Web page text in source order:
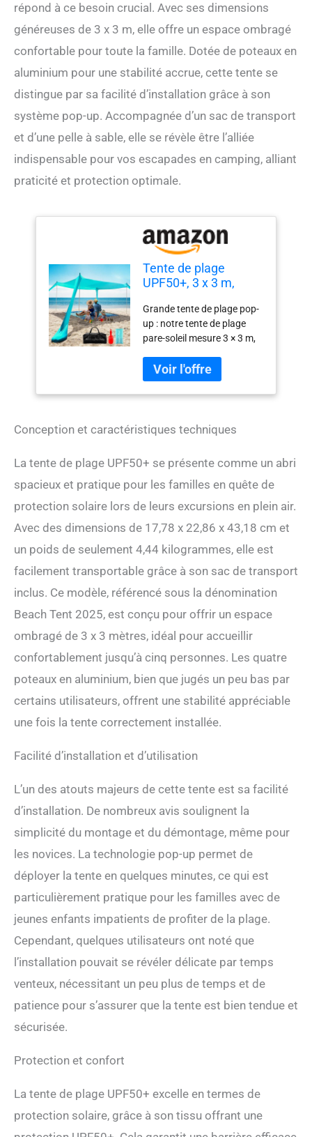
répond à ce besoin crucial. Avec ses dimensions
généreuses de 3 x 3 m, elle offre un espace ombragé
confortable pour toute la famille. Dotée de poteaux en
aluminium pour une stabilité accrue, cette tente se
distingue par sa facilité d’installation grâce à son
système pop-up. Accompagnée d’un sac de transport
et d’une pelle à sable, elle se révèle être l’alliée
indispensable pour vos escapades en camping, alliant
praticité et protection optimale.
Tente de plage
UPF50+, 3 x 3 m,
familial avec 4
poteaux en
aluminium,
couverture de plage,
sac de transport et
pelle à sable, tente
d'extérieur pop-up
camping
Grande tente de plage pop-
up : notre tente de plage
pare-soleil mesure 3 × 3 m,
aluminium jusqu'à 2 m de
hauteur, augmentant ainsi
la zone ombragée de 50 %.
vous pouvez concevoir un
poteaux ou un auvent de
plage à 4 pôles. Cet abri de
plage peut accueillir 6-8
personnes. Le design
spacieux offre une ombre
rafraîchissante, parfaite
pour les amis, la famille et
les bons moments
Performance supérieure : le
tissu Lycra épais présente
protection UV UPF 50 + qui
peut bloquer efficacement
le rayonnement solaire,
réduire les coups de soleil et
filtrer 98 % des rayons
prendre soin du corps
humain. En outre,
aluminium est un design
conique, et le tube en
mm à 20 mm. L'auvent de
plage vous protégera aussi
pluvieux Nouveaux
accessoires inclus : notre
plage amélioré ajoute une
couverture de plage
supplémentaire de 2,1 x 2,1
m et 4 petits piquets pour
contient 3 toiles de plage de
3 m, 1 sac de transport, 4
piquets de sol, 4 cordes
pouvez aller à la plage pour
vivre un moment
Conception et caractéristiques techniques
La tente de plage UPF50+ se présente comme un abri
spacieux et pratique pour les familles en quête de
protection solaire lors de leurs excursions en plein air.
Avec des dimensions de 17,78 x 22,86 x 43,18 cm et
un poids de seulement 4,44 kilogrammes, elle est
facilement transportable grâce à son sac de transport
inclus. Ce modèle, référencé sous la dénomination
Beach Tent 2025, est conçu pour offrir un espace
ombragé de 3 x 3 mètres, idéal pour accueillir
confortablement jusqu’à cinq personnes. Les quatre
poteaux en aluminium, bien que jugés un peu bas par
certains utilisateurs, offrent une stabilité appréciable
une fois la tente correctement installée.
Facilité d’installation et d’utilisation
L’un des atouts majeurs de cette tente est sa facilité
d’installation. De nombreux avis soulignent la
simplicité du montage et du démontage, même pour
les novices. La technologie pop-up permet de
déployer la tente en quelques minutes, ce qui est
particulièrement pratique pour les familles avec de
jeunes enfants impatients de profiter de la plage.
Cependant, quelques utilisateurs ont noté que
l’installation pouvait se révéler délicate par temps
venteux, nécessitant un peu plus de temps et de
patience pour s’assurer que la tente est bien tendue et
sécurisée.
Protection et confort
La tente de plage UPF50+ excelle en termes de
protection solaire, grâce à son tissu offrant une